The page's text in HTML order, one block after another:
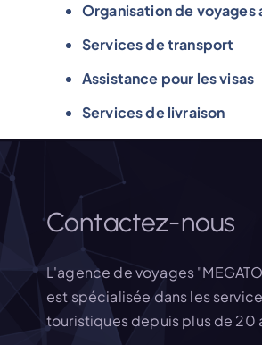
Organisation de
Services de transport
Assistance pour les visas
Services de livraison
Contactez-nous
L'agence de voyages
est spécialisée dans les
touristiques depuis plus de 20